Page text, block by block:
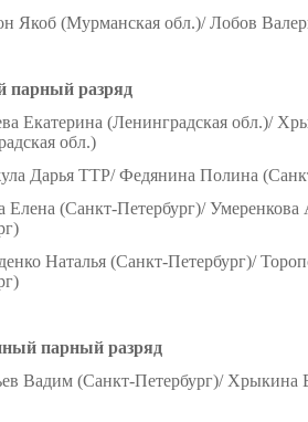
Якоб (Мурманская обл.)/ Лобов
парный разряд
Екатерина (Ленинградская обл.)/
обл.)
Дарья ТТР/ Федянина Полина
Елена (Санкт-Петербург)/ Умеренкова
Наталья (Санкт-Петербург)/
парный разряд
Вадим (Санкт-Петербург)/ Хрыкина